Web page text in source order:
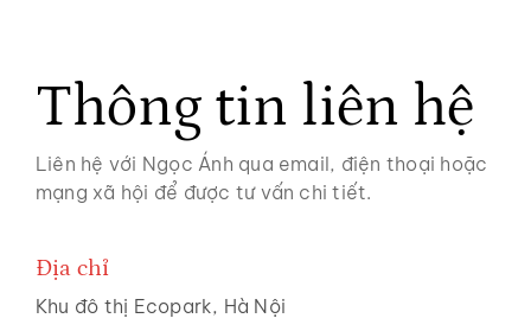
Thông tin liên hệ
Liên hệ với Ngọc Ánh qua email, điện thoại hoặc
mạng xã hội để được tư vấn chi tiết.
Địa chỉ
Khu đô thị Ecopark, Hà Nội